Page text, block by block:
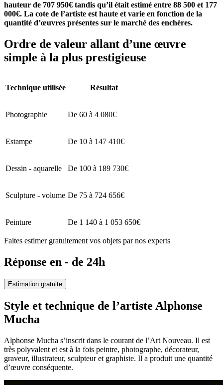
hauteur de 707 950€ tandis qu’il était estimé entre 88 500 et 177
000€. La cote de l’artiste est haute et varie en fonction de la
quantité d’œuvres présentes sur le marché des enchères.
Ordre de valeur allant d’une œuvre
simple à la plus prestigieuse
Technique utilisée Résultat
Photographie De 60 à 4 080€
Estampe De 10 à 147 410€
Dessin - aquarelle De 100 à 189 730€
Sculpture - volume De 75 à 724 656€
Peinture De 1 140 à 1 053 650€
Faites estimer gratuitement vos objets par nos experts
Réponse en - de 24h
Estimation gratuite
Style et technique de l’artiste Alphonse
Mucha
Alphonse Mucha s’inscrit dans le courant de l’Art Nouveau. Il est
très polyvalent et est à la fois peintre, photographe, décorateur,
graveur, illustrateur, sculpteur et graphiste. Il a produit une quantité
d’œuvre conséquente.